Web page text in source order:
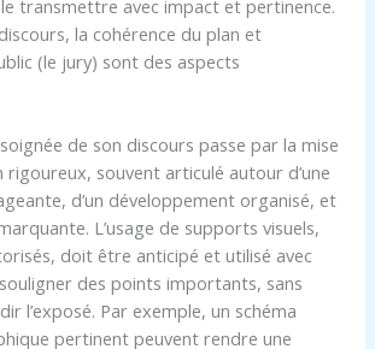
transmettre avec impact et pertinence.
la cohérence du plan et
(le jury) sont des aspects
de son discours passe par la mise
rigoureux, souvent articulé autour d’une
d’un développement organisé, et
L’usage de supports visuels,
doit être anticipé et utilisé avec
des points importants, sans
l’exposé. Par exemple, un schéma
pertinent peuvent rendre une